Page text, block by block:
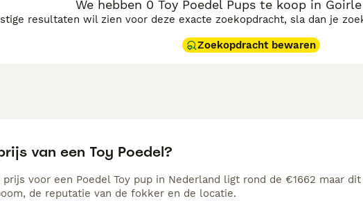
We hebben 0 Toy Poedel Pups te koop in
resultaten wil zien voor deze exacte zoekopdracht, sla dan je
Zoekopdracht bewaren
van een Toy Poedel?
prijs voor een Poedel Toy pup in Nederland ligt rond de €1662 maar
de reputatie van de fokker en de locatie.